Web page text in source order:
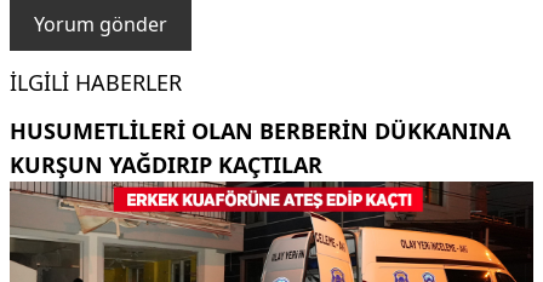
İLGILI HABERLER
HUSUMETLILERI OLAN BERBERIN DÜKKANINA
KURŞUN YAĞDIRIP KAÇTILAR